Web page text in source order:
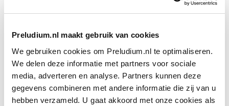
Preludium.nl maakt gebruik van cookies
We gebruiken cookies om Preludium.nl te optimaliseren.
We delen deze informatie met partners voor sociale
media, adverteren en analyse. Partners kunnen deze
gegevens combineren met andere informatie die zij van u
hebben verzameld. U gaat akkoord met onze cookies als